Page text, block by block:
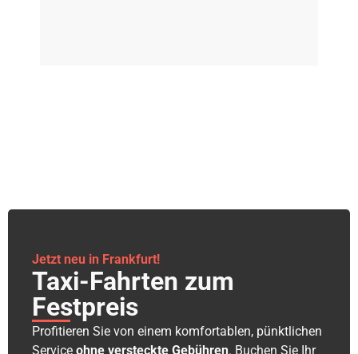
Jetzt neu in Frankfurt!
Taxi-Fahrten zum
Festpreis
Profitieren Sie von einem komfortablen, pünktlichen
Service ohne versteckte Gebühren. Buchen Sie Ihr